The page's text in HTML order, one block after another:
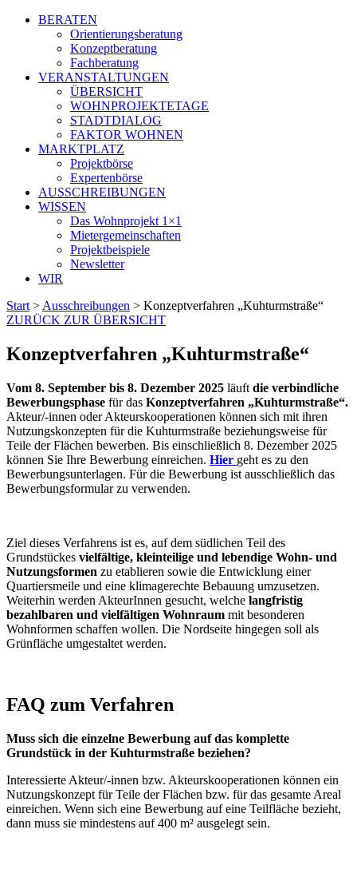
BERATEN
Orientierungsberatung
Konzeptberatung
Fachberatung
VERANSTALTUNGEN
ÜBERSICHT
WOHNPROJEKTETAGE
STADTDIALOG
FAKTOR WOHNEN
MARKTPLATZ
Projektbörse
Expertenbörse
AUSSCHREIBUNGEN
WISSEN
Das Wohnprojekt 1×1
Mietergemeinschaften
Projektbeispiele
Newsletter
WIR
Start > Ausschreibungen > Konzeptverfahren „Kuhturmstraße“
ZURÜCK ZUR ÜBERSICHT
Konzeptverfahren „Kuhturmstraße“
Vom 8. September bis 8. Dezember 2025 läuft die verbindliche
Bewerbungsphase für das Konzeptverfahren „Kuhturmstraße“.
Akteur/-innen oder Akteurskooperationen können sich mit ihren
Nutzungskonzepten für die Kuhturmstraße beziehungsweise für
Teile der Flächen bewerben. Bis einschließlich 8. Dezember 2025
können Sie Ihre Bewerbung einreichen. Hier geht es zu den
Bewerbungsunterlagen. Für die Bewerbung ist ausschließlich das
Bewerbungsformular zu verwenden.
Ziel dieses Verfahrens ist es, auf dem südlichen Teil des
Grundstückes vielfältige, kleinteilige und lebendige Wohn- und
Nutzungsformen zu etablieren sowie die Entwicklung einer
Quartiersmeile und eine klimagerechte Bebauung umzusetzen.
Weiterhin werden AkteurInnen gesucht, welche langfristig
bezahlbaren und vielfältigen Wohnraum mit besonderen
Wohnformen schaffen wollen. Die Nordseite hingegen soll als
Grünfläche umgestaltet werden.
FAQ zum Verfahren
Muss sich die einzelne Bewerbung auf das komplette
Grundstück in der Kuhturmstraße beziehen?
Interessierte Akteur/-innen bzw. Akteurskooperationen können ein
Nutzungskonzept für Teile der Flächen bzw. für das gesamte Areal
einreichen. Wenn sich eine Bewerbung auf eine Teilfläche bezieht,
dann muss sie mindestens auf 400 m² ausgelegt sein.